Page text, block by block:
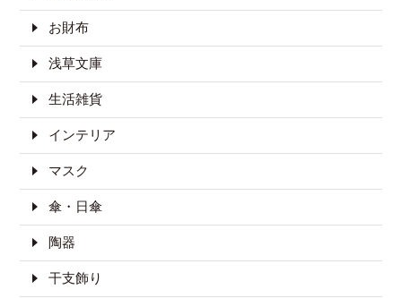
お財布
浅草文庫
生活雑貨
インテリア
マスク
傘・日傘
陶器
干支飾り